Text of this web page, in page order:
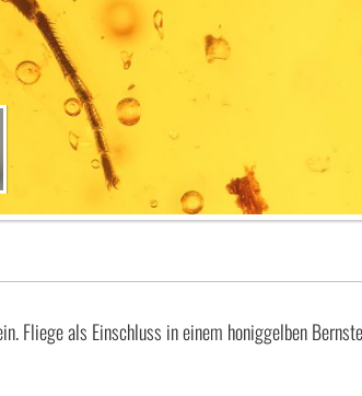
Fliege als Einschluss in einem honiggelben